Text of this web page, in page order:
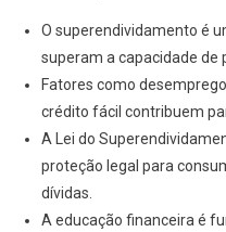
O superendividamento é
superam a capacidade de
Fatores como
crédito fácil contribuem
A Lei do
proteção legal para
dívidas.
A educação financeira é